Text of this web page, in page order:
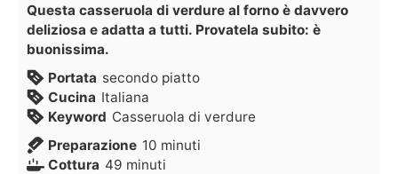
Questa casseruola di verdure al forno è davvero
deliziosa e adatta a tutti. Provatela subito: è
buonissima.
Portata secondo piatto
Cucina Italiana
Keyword Casseruola di verdure
Preparazione 10 minuti
Cottura 49 minuti